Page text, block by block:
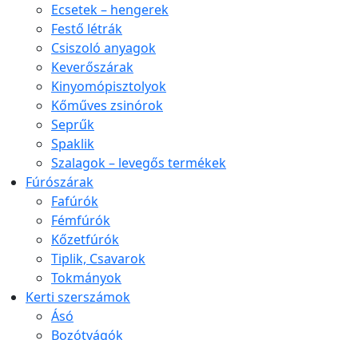
Ecsetek – hengerek
Festő létrák
Csiszoló anyagok
Keverőszárak
Kinyomópisztolyok
Kőműves zsinórok
Seprűk
Spaklik
Szalagok – levegős termékek
Fúrószárak
Fafúrók
Fémfúrók
Kőzetfúrók
Tiplik, Csavarok
Tokmányok
Kerti szerszámok
Ásó
Bozótvágók